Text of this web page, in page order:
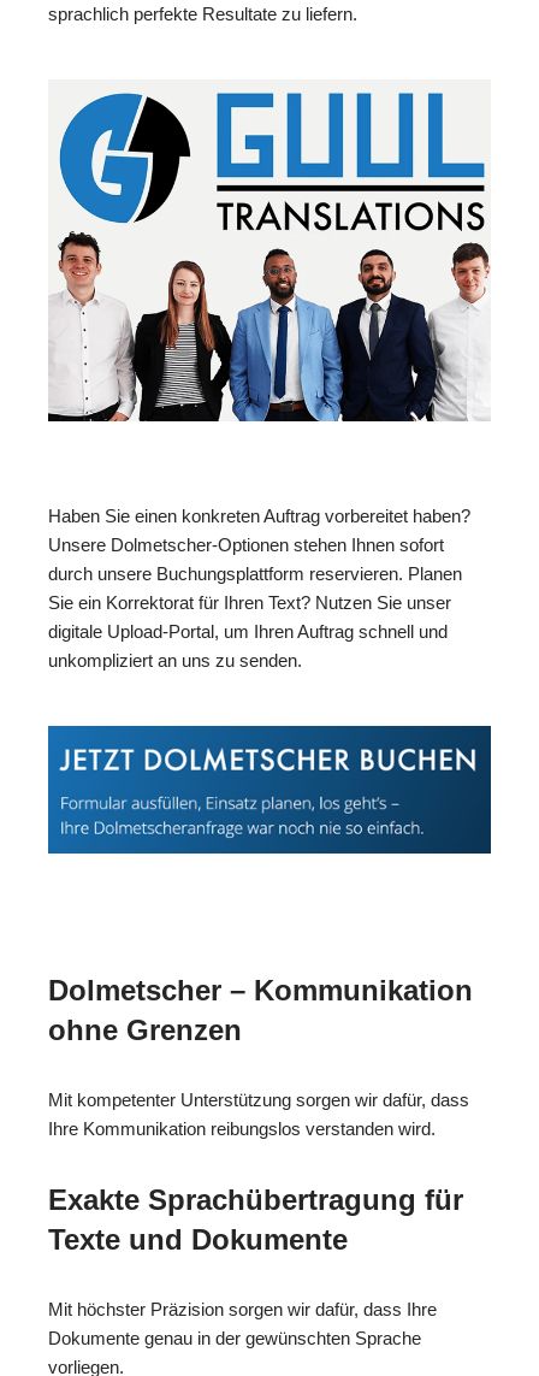
sprachlich perfekte Resultate zu liefern.
Haben Sie einen konkreten Auftrag vorbereitet haben?
Unsere Dolmetscher-Optionen stehen Ihnen sofort
durch unsere Buchungsplattform reservieren. Planen
Sie ein Korrektorat für Ihren Text? Nutzen Sie unser
digitale Upload-Portal, um Ihren Auftrag schnell und
unkompliziert an uns zu senden.
Dolmetscher – Kommunikation
ohne Grenzen
Mit kompetenter Unterstützung sorgen wir dafür, dass
Ihre Kommunikation reibungslos verstanden wird.
Exakte Sprachübertragung für
Texte und Dokumente
Mit höchster Präzision sorgen wir dafür, dass Ihre
Dokumente genau in der gewünschten Sprache
vorliegen.